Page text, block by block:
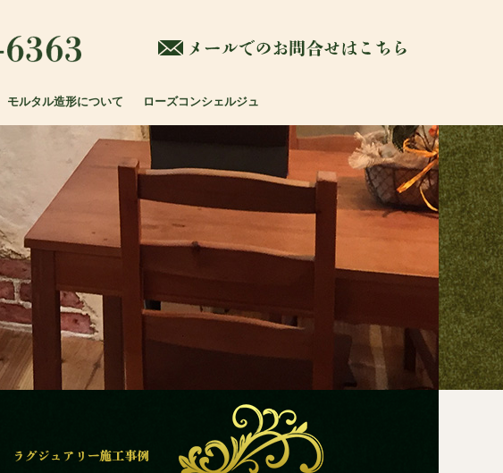
090-9191-6363
モルタル造形について ローズコンシェルジュ
ラグジュ